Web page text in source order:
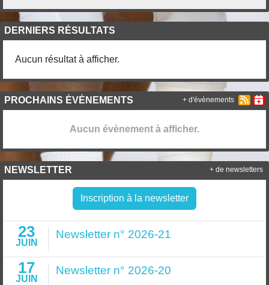
DERNIERS RÉSULTATS
Aucun résultat à afficher.
PROCHAINS ÉVÉNEMENTS
Aucun évènement à afficher.
+ d'évènements
NEWSLETTER
Inscription à la newsletter
23
JUIN
Newsletter n° 2026-21
17
JUIN
Newsletter n° 2026-20
+ de newsletters